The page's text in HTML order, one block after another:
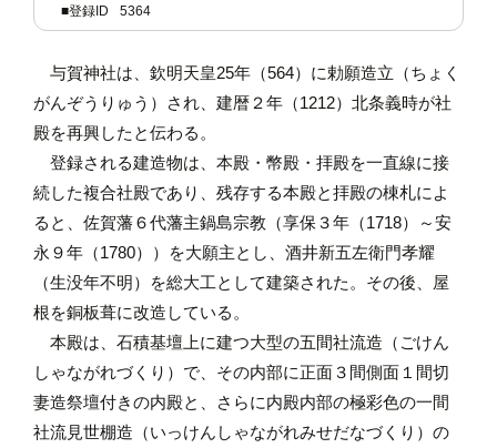
■登録ID
5364
与賀神社は、欽明天皇25年（564）に勅願造立（ちょく
がんぞうりゅう）され、建暦２年（1212）北条義時が社
殿を再興したと伝わる。
登録される建造物は、本殿・幣殿・拝殿を一直線に接
続した複合社殿であり、残存する本殿と拝殿の棟札によ
ると、佐賀藩６代藩主鍋島宗教（享保３年（1718）～安
永９年（1780））を大願主とし、酒井新五左衛門孝耀
（生没年不明）を総大工として建築された。その後、屋
根を銅板葺に改造している。
本殿は、石積基壇上に建つ大型の五間社流造（ごけん
しゃながれづくり）で、その内部に正面３間側面１間切
妻造祭壇付きの内殿と、さらに内殿内部の極彩色の一間
社流見世棚造（いっけんしゃながれみせだなづくり）の